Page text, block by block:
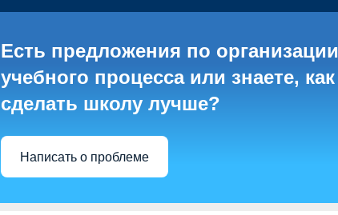
Есть предложения по организации
учебного процесса или знаете, как
сделать школу лучше?
Написать о проблеме